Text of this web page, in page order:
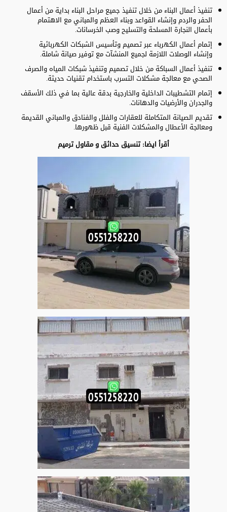
تنفيذ أعمال البناء من خلال تنفيذ جميع مراحل البناء بداية من أعمال
الحفر والردم وإنشاء القواعد وبناء العظم والمباني مع الاهتمام
بأعمال النجارة المسلحة والتسليح وصب الخرسانات.
إتمام أعمال الكهرباء عبر تصميم وتأسيس الشبكات الكهربائية
وإنشاء الوصلات اللازمة لجميع المنشآت مع توفير صيانة شاملة.
تنفيذ أعمال السباكة من خلال تصميم وتنفيذ شبكات المياه والصرف
الصحي مع معالجة مشكلات التسرب باستخدام تقنيات حديثة.
إتمام التشطيبات الداخلية والخارجية بدقة عالية بما في ذلك الأسقف
والجدران والأرضيات والدهانات.
تقديم الصيانة المتكاملة للعقارات والفلل والفنادق والمباني القديمة
ومعالجة الأعطال والمشكلات الفنية قبل ظهورها.
أقرأ ايضا:تنسيق حدائقومقاول ترميم